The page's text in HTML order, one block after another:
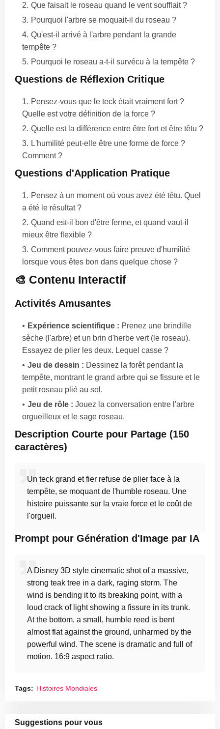
Que faisait le roseau quand le vent soufflait ?
Pourquoi l'arbre se moquait-il du roseau ?
Qu'est-il arrivé à l'arbre pendant la grande
tempête ?
Pourquoi le roseau a-t-il survécu à la tempête ?
Questions de Réflexion Critique
Pensez-vous que le teck était vraiment fort ?
Quelle est votre définition de la force ?
Quelle est la différence entre être fort et être têtu ?
L'humilité peut-elle être une forme de force ?
Comment ?
Questions d'Application Pratique
Pensez à un moment où vous avez été têtu. Quel
a été le résultat ?
Quand est-il bon d'être ferme, et quand vaut-il
mieux être flexible ?
Comment pouvez-vous faire preuve d'humilité
lorsque vous êtes bon dans quelque chose ?
🎨 Contenu Interactif
Activités Amusantes
Expérience scientifique : Prenez une brindille
sèche (l'arbre) et un brin d'herbe vert (le roseau).
Essayez de plier les deux. Lequel casse ?
Jeu de dessin : Dessinez la forêt pendant la
tempête, montrant le grand arbre qui se fissure et le
petit roseau plié au sol.
Jeu de rôle : Jouez la conversation entre l'arbre
orgueilleux et le sage roseau.
Description Courte pour Partage (150
caractères)
Un teck grand et fier refuse de plier face à la
tempête, se moquant de l'humble roseau. Une
histoire puissante sur la vraie force et le coût de
l'orgueil.
Prompt pour Génération d'Image par IA
A Disney 3D style cinematic shot of a massive,
strong teak tree in a dark, raging storm. The
wind is bending it to its breaking point, with a
loud crack of light showing a fissure in its trunk.
At the bottom, a small, humble reed is bent
almost flat against the ground, unharmed by the
powerful wind. The scene is dramatic and full of
motion. 16:9 aspect ratio.
Tags: Histoires Mondiales
Suggestions pour vous